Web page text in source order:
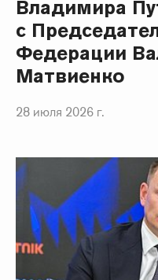
Владимира
с
Федерации
Матвиенко
28 июля 2026 г.